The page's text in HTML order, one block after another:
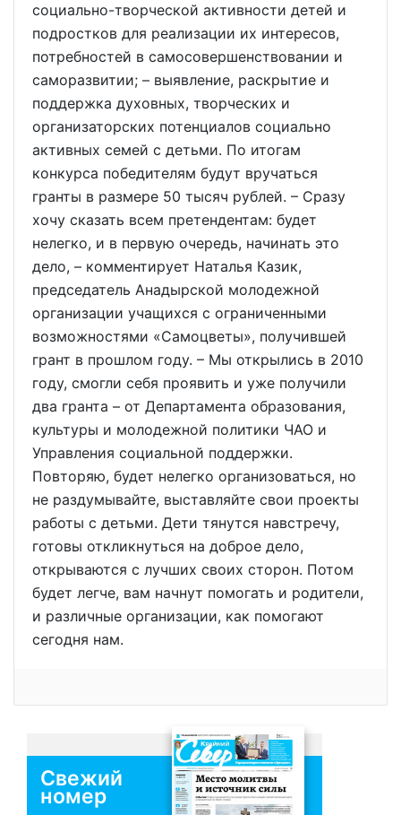
социально-творческой активности детей и
подростков для реализации их интересов,
потребностей в самосовершенствовании и
саморазвитии; – выявление, раскрытие и
поддержка духовных, творческих и
организаторских потенциалов социально
активных семей с детьми. По итогам
конкурса победителям будут вручаться
гранты в размере 50 тысяч рублей. – Сразу
хочу сказать всем претендентам: будет
нелегко, и в первую очередь, начинать это
дело, – комментирует Наталья Казик,
председатель Анадырской молодежной
организации учащихся с ограниченными
возможностями «Самоцветы», получившей
грант в прошлом году. – Мы открылись в 2010
году, смогли себя проявить и уже получили
два гранта – от Департамента образования,
культуры и молодежной политики ЧАО и
Управления социальной поддержки.
Повторяю, будет нелегко организоваться, но
не раздумывайте, выставляйте свои проекты
работы с детьми. Дети тянутся навстречу,
готовы откликнуться на доброе дело,
открываются с лучших своих сторон. Потом
будет легче, вам начнут помогать и родители,
и различные организации, как помогают
сегодня нам.
Свежий
номер